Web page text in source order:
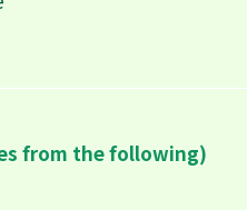
from the following)